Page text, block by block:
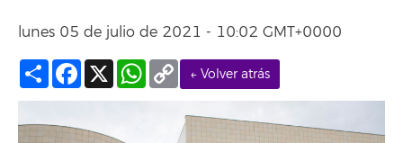
lunes 05 de julio de 2021 - 10:02 GMT+0000
← Volver atrás
Compartir
Facebook
X WhatsApp
Copy
Link